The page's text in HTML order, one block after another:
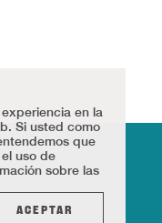
en la
Si usted como
que
uso de
sobre las
ACEPTAR